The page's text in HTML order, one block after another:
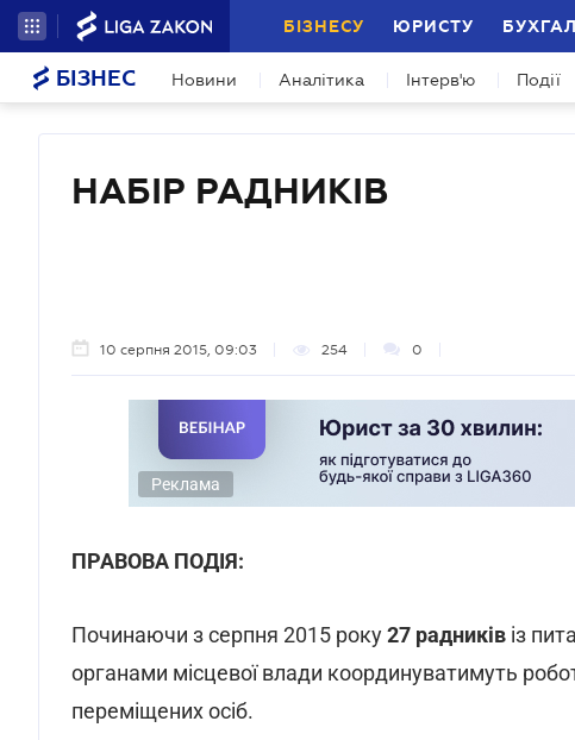
БІЗНЕСУ ЮРИСТУ
БІЗНЕС Новини Аналітика Інтерв'ю Події
НАБІР РАДНИКІВ
10 серпня 2015, 09:03 254 0
Реклама
ПРАВОВА ПОДІЯ:
Починаючи з серпня 2015 року27 радників із
органами місцевої влади координуватимуть
переміщених осіб.